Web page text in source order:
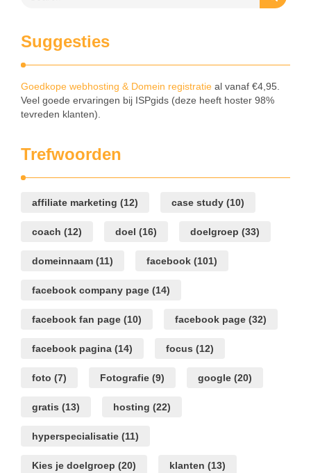
Suggesties
Goedkope webhosting & Domein registratie al vanaf €4,95.
Veel goede ervaringen bij ISPgids (deze heeft hoster 98%
tevreden klanten).
Trefwoorden
affiliate marketing (12) case study (10)
coach (12) doel (16) doelgroep (33)
domeinnaam (11) facebook (101)
facebook company page (14)
facebook fan page (10) facebook page (32)
facebook pagina (14) focus (12)
foto (7) Fotografie (9) google (20)
gratis (13) hosting (22)
hyperspecialisatie (11)
Kies je doelgroep (20) klanten (13)